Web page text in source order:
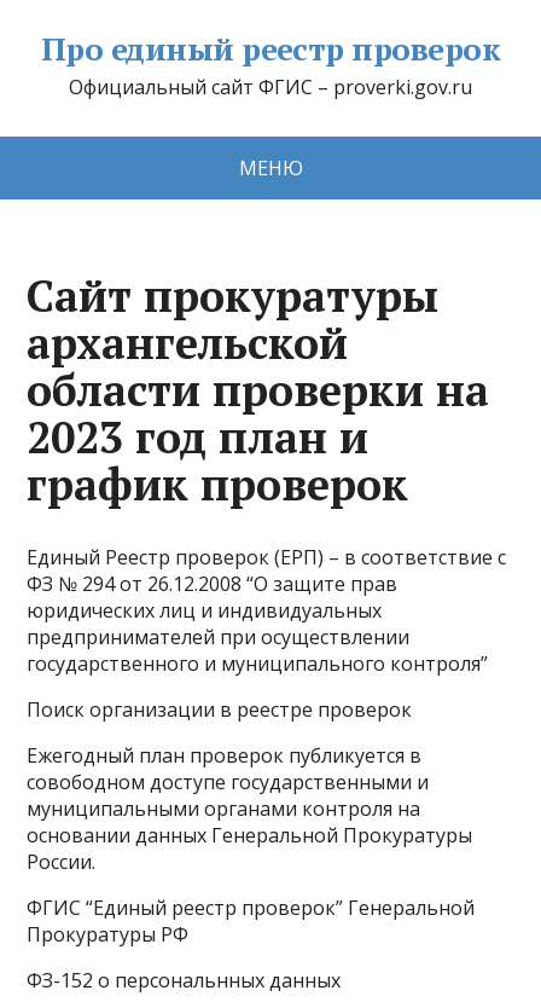
Про единый реестр проверок
Официальный сайт ФГИС – proverki.gov.ru
МЕНЮ
Сайт прокуратуры
архангельской
области проверки на
2023 год план и
график проверок
Единый Реестр проверок (ЕРП) – в соответствие с
ФЗ № 294 от 26.12.2008 “О защите прав
юридических лиц и индивидуальных
предпринимателей при осуществлении
государственного и муниципального контроля”
Поиск организации в реестре проверок
Ежегодный план проверок публикуется в
совободном доступе государственными и
муниципальными органами контроля на
основании данных Генеральной Прокуратуры
России.
ФГИС “Единый реестр проверок” Генеральной
Прокуратуры РФ
ФЗ-152 о персональнных данных